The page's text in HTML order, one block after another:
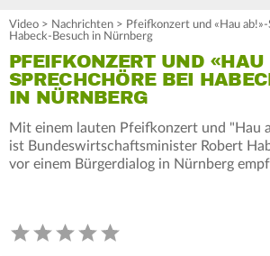
Video > Nachrichten > Pfeifkonzert und «Hau
Habeck-Besuch in Nürnberg
PFEIFKONZERT UND «HAU
SPRECHCHÖRE BEI
IN NÜRNBERG
Mit einem lauten Pfeifkonzert und "Hau
ist Bundeswirtschaftsminister Robert
vor einem Bürgerdialog in Nürnberg